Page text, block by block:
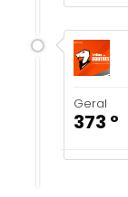
Geral
373 º